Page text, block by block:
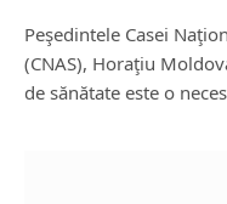
Peşedintele Casei
(CNAS), Horaţiu
de sănătate este o